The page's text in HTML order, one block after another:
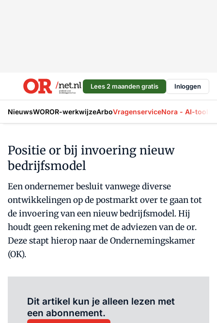
Lees 2 maanden gratis Inloggen
NieuwsWOROR-werkwijzeArboVragenserviceNora - AI-tool
Positie or bij invoering nieuw
bedrijfsmodel
Een ondernemer besluit vanwege diverse
ontwikkelingen op de postmarkt over te gaan tot
de invoering van een nieuw bedrijfsmodel. Hij
houdt geen rekening met de adviezen van de or.
Deze stapt hierop naar de Ondernemingskamer
(OK).
Dit artikel kun je alleen lezen met
een abonnement.